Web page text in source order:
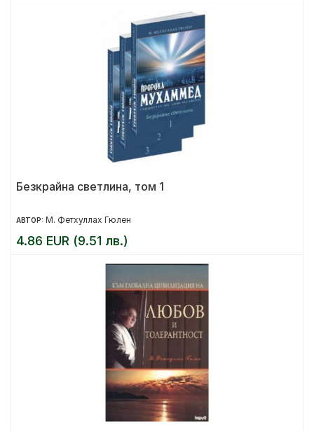
Безкрайна светлина, том 1
АВТОР: М. Фетхуллах Гюлен
4.86 EUR (9.51 лв.)